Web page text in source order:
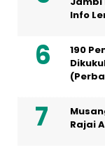
Info
190
Rajai